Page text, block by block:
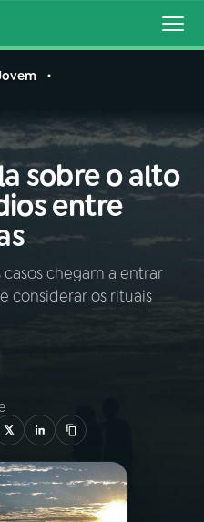
sobre o alto
entre
chegam a entrar
considerar os rituais